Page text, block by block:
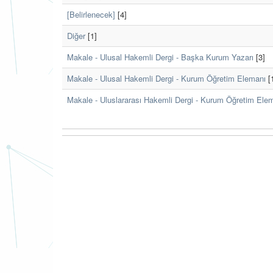
[Belirlenecek] [4]
Diğer[1]
Makale - Ulusal Hakemli Dergi - Başka Kurum Yazarı [3]
Makale - Ulusal Hakemli Dergi - Kurum Öğretim Elemanı
Makale - Uluslararası Hakemli Dergi - Kurum Öğretim